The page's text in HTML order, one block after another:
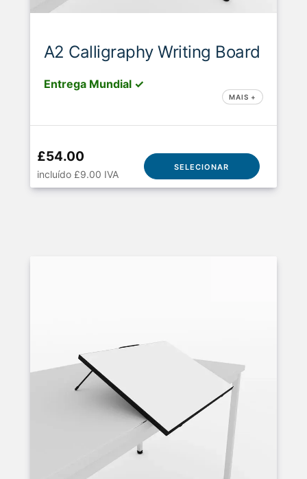
A2 Calligraphy Writing Board
Entrega Mundial ✓
MAIS +
£54.00
incluído £9.00 IVA
SELECIONAR